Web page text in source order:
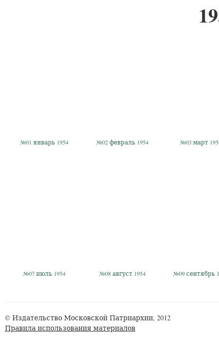
№01 январь 1954 №02 февраль 1954 №03 март
№07 июль 1954 №08 август 1954 №09 сентябрь
© Издательство Московской Патриархии, 2012
Правила использования материалов